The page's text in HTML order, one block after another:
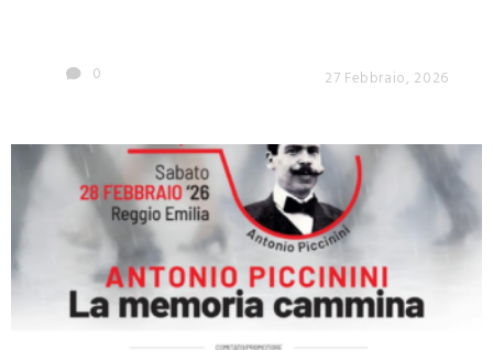
0 27 Febbraio, 2026